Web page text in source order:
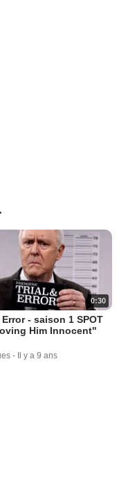
0:30
- saison 1 SPOT
Him Innocent"
- Il y a 9 ans